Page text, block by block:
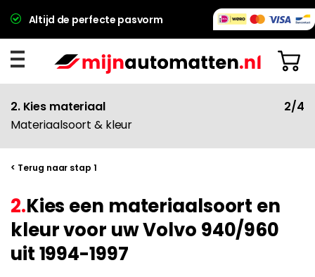
Altijd de perfecte pasvorm
2. Kies materiaal
Materiaalsoort & kleur
2/4
< Terug naar stap 1
2.Kies een materiaalsoort en
kleur voor uw Volvo 940/960
uit 1994-1997